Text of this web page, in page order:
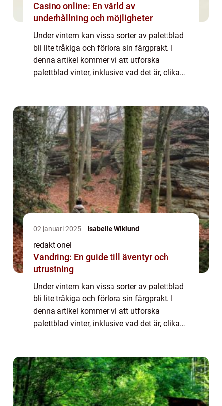
Casino online: En värld av
underhållning och möjligheter
Under vintern kan vissa sorter av palettblad
bli lite tråkiga och förlora sin färgprakt. I
denna artikel kommer vi att utforska
palettblad vinter, inklusive vad det är, olika
02 januari 2025 Isabelle Wiklund
redaktionel
Vandring: En guide till äventyr och
utrustning
Under vintern kan vissa sorter av palettblad
bli lite tråkiga och förlora sin färgprakt. I
denna artikel kommer vi att utforska
palettblad vinter, inklusive vad det är, olika